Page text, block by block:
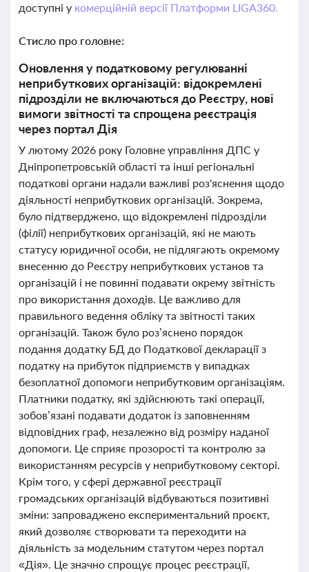
доступні у комерційній версії Платформи LIGA360.
Стисло про головне:
Оновлення у податковому регулюванні
неприбуткових організацій: відокремлені
підрозділи не включаються до Реєстру, нові
вимоги звітності та спрощена реєстрація
через портал Дія
У лютому 2026 року Головне управління ДПС у
Дніпропетровській області та інші регіональні
податкові органи надали важливі роз'яснення щодо
діяльності неприбуткових організацій. Зокрема,
було підтверджено, що відокремлені підрозділи
(філії) неприбуткових організацій, які не мають
статусу юридичної особи, не підлягають окремому
внесенню до Реєстру неприбуткових установ та
організацій і не повинні подавати окрему звітність
про використання доходів. Це важливо для
правильного ведення обліку та звітності таких
організацій. Також було роз’яснено порядок
подання додатку БД до Податкової декларації з
податку на прибуток підприємств у випадках
безоплатної допомоги неприбутковим організаціям.
Платники податку, які здійснюють такі операції,
зобов’язані подавати додаток із заповненням
відповідних граф, незалежно від розміру наданої
допомоги. Це сприяє прозорості та контролю за
використанням ресурсів у неприбутковому секторі.
Крім того, у сфері державної реєстрації
громадських організацій відбуваються позитивні
зміни: запроваджено експериментальний проєкт,
який дозволяє створювати та переходити на
діяльність за модельним статутом через портал
«Дія». Це значно спрощує процес реєстрації,